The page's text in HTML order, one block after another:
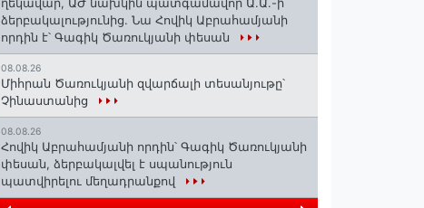
ձերբակալությունից. Նա Հովիկ Աբրահամյանի
որդին է՝ Գագիկ Ծառուկյանի փեսան
08.08.26
Միհրան Ծառուկյանի զվարճալի տեսանյութը՝
Չինաստանից
08.08.26
Հովիկ Աբրահամյանի որդին՝ Գագիկ Ծառուկյանի
փեսան, ձերբակալվել է սպանություն
պատվիրելու մեղադրանքով